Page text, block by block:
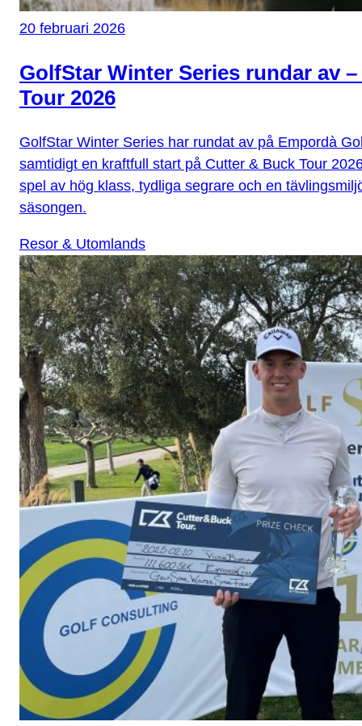
20 februari 2026
GolfStar Winter Series rundar av
Tour 2026
GolfStar Winter Series har rundat av på Empordà
samtidigt en kraftfull start på Cutter & Buck Tour
spel av hög klass, tydliga segrare och en
säsongen.
Resor & Utomlands